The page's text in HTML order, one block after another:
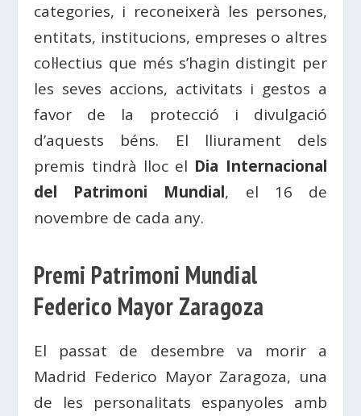
categories, i reconeixerà les persones,
entitats, institucions, empreses o altres
col·lectius que més s’hagin distingit per
les seves accions, activitats i gestos a
favor de la protecció i divulgació
d’aquests béns. El lliurament dels
premis tindrà lloc el Dia Internacional
del Patrimoni Mundial, el 16 de
novembre de cada any.
Premi Patrimoni Mundial
Federico Mayor Zaragoza
El passat de desembre va morir a
Madrid Federico Mayor Zaragoza, una
de les personalitats espanyoles amb